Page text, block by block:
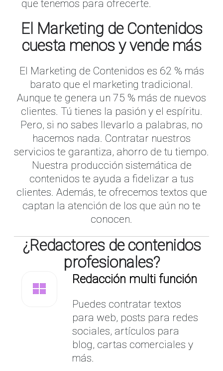
que tenemos para ofrecerte.
El Marketing de Contenidos
cuesta menos y vende más
El Marketing de Contenidos es 62 % más
barato que el marketing tradicional.
Aunque te genera un 75 % más de nuevos
clientes. Tú tienes la pasión y el espíritu.
Pero, si no sabes llevarlo a palabras, no
hacemos nada. Contratar nuestros
servicios te garantiza, ahorro de tu tiempo.
Nuestra producción sistemática de
contenidos te ayuda a fidelizar a tus
clientes. Además, te ofrecemos textos que
captan la atención de los que aún no te
conocen.
¿Redactores de contenidos
profesionales?
Redacción multi función
Puedes contratar textos
para web, posts para redes
sociales, artículos para
blog, cartas comerciales y
más.